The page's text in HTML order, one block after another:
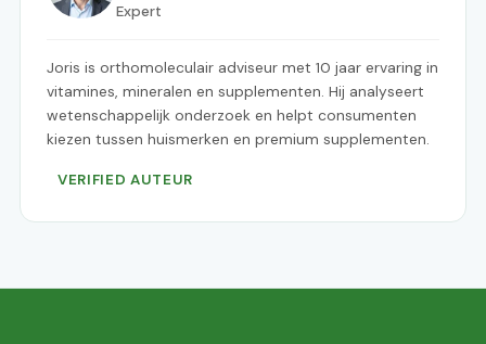
Expert
Joris is orthomoleculair adviseur met 10 jaar ervaring in
vitamines, mineralen en supplementen. Hij analyseert
wetenschappelijk onderzoek en helpt consumenten
kiezen tussen huismerken en premium supplementen.
VERIFIED AUTEUR